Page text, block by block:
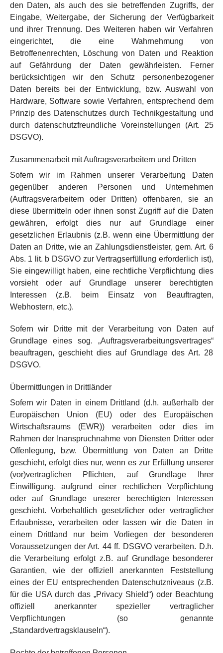
den Daten, als auch des sie betreffenden Zugriffs, der
Eingabe, Weitergabe, der Sicherung der Verfügbarkeit
und ihrer Trennung. Des Weiteren haben wir Verfahren
eingerichtet, die eine Wahrnehmung von
Betroffenenrechten, Löschung von Daten und Reaktion
auf Gefährdung der Daten gewährleisten. Ferner
berücksichtigen wir den Schutz personenbezogener
Daten bereits bei der Entwicklung, bzw. Auswahl von
Hardware, Software sowie Verfahren, entsprechend dem
Prinzip des Datenschutzes durch Technikgestaltung und
durch datenschutzfreundliche Voreinstellungen (Art. 25
DSGVO).
Zusammenarbeit mit Auftragsverarbeitern und Dritten
Sofern wir im Rahmen unserer Verarbeitung Daten
gegenüber anderen Personen und Unternehmen
(Auftragsverarbeitern oder Dritten) offenbaren, sie an
diese übermitteln oder ihnen sonst Zugriff auf die Daten
gewähren, erfolgt dies nur auf Grundlage einer
gesetzlichen Erlaubnis (z.B. wenn eine Übermittlung der
Daten an Dritte, wie an Zahlungsdienstleister, gem. Art. 6
Abs. 1 lit. b DSGVO zur Vertragserfüllung erforderlich ist),
Sie eingewilligt haben, eine rechtliche Verpflichtung dies
vorsieht oder auf Grundlage unserer berechtigten
Interessen (z.B. beim Einsatz von Beauftragten,
Webhostern, etc.).
Sofern wir Dritte mit der Verarbeitung von Daten auf
Grundlage eines sog. „Auftragsverarbeitungsvertrages“
beauftragen, geschieht dies auf Grundlage des Art. 28
DSGVO.
Übermittlungen in Drittländer
Sofern wir Daten in einem Drittland (d.h. außerhalb der
Europäischen Union (EU) oder des Europäischen
Wirtschaftsraums (EWR)) verarbeiten oder dies im
Rahmen der Inanspruchnahme von Diensten Dritter oder
Offenlegung, bzw. Übermittlung von Daten an Dritte
geschieht, erfolgt dies nur, wenn es zur Erfüllung unserer
(vor)vertraglichen Pflichten, auf Grundlage Ihrer
Einwilligung, aufgrund einer rechtlichen Verpflichtung
oder auf Grundlage unserer berechtigten Interessen
geschieht. Vorbehaltlich gesetzlicher oder vertraglicher
Erlaubnisse, verarbeiten oder lassen wir die Daten in
einem Drittland nur beim Vorliegen der besonderen
Voraussetzungen der Art. 44 ff. DSGVO verarbeiten. D.h.
die Verarbeitung erfolgt z.B. auf Grundlage besonderer
Garantien, wie der offiziell anerkannten Feststellung
eines der EU entsprechenden Datenschutzniveaus (z.B.
für die USA durch das „Privacy Shield“) oder Beachtung
offiziell anerkannter spezieller vertraglicher
Verpflichtungen (so genannte
„Standardvertragsklauseln“).